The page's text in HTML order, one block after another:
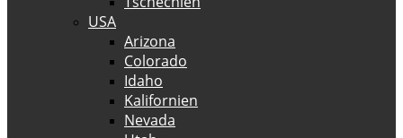
USA
Arizona
Colorado
Idaho
Kalifornien
Nevada